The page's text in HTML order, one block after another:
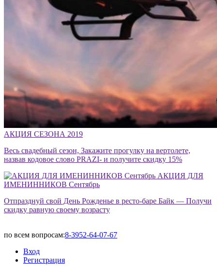
АКЦИЯ СЕЗОНА 2019
Весь свадебный сезон, Закажите прогулку на вертолете,
назвав кодовое слово PRAZI- и получите скидку 15%
АКЦИЯ ДЛЯ
ИМЕНИННИКОВ Сентябрь
Отпразднуй свой День Рожденье в ресто-баре Байк — Получи
скидку равную своему возрасту
по всем вопросам:8-3952-64-07-67
Вход
Регистрация